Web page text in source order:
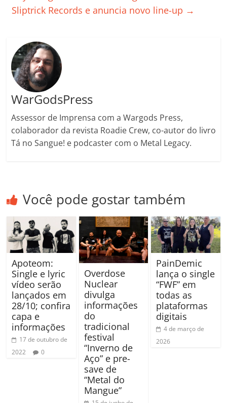
k ss ar
Sliptrick Records e anuncia novo line-up →
WarGodsPress
Assessor de Imprensa com a Wargods Press,
colaborador da revista Roadie Crew, co-autor do livro
Tá no Sangue! e podcaster com o Metal Legacy.
Você pode gostar também
Apoteom:
Single e lyric
vídeo serão
lançados em
28/10; confira
capa e
informações
17 de outubro de
2022
0
Overdose
Nuclear
divulga
informações
do
tradicional
festival
“Inverno de
Aço” e pre-
save de
“Metal do
Mangue”
PainDemic
lança o single
“FWF” em
todas as
plataformas
digitais
4 de março de
2026